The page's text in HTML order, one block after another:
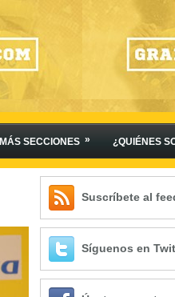
MÁS SECCIONES » ¿QUIÉNES
Suscríbete al
Síguenos en